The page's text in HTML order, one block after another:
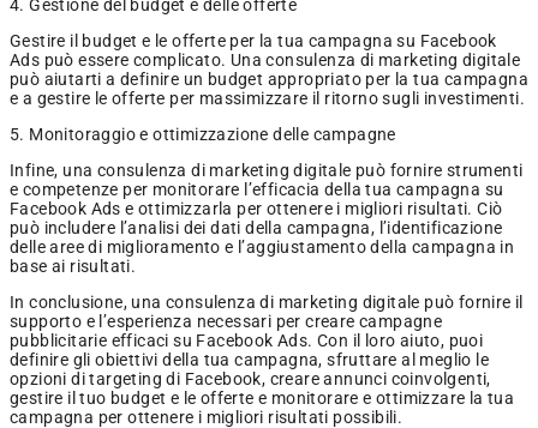
4. Gestione del budget e delle offerte
Gestire il budget e le offerte per la tua campagna su Facebook
Ads può essere complicato. Una consulenza di marketing digitale
può aiutarti a definire un budget appropriato per la tua campagna
e a gestire le offerte per massimizzare il ritorno sugli investimenti.
5. Monitoraggio e ottimizzazione delle campagne
Infine, una consulenza di marketing digitale può fornire strumenti
e competenze per monitorare l’efficacia della tua campagna su
Facebook Ads e ottimizzarla per ottenere i migliori risultati. Ciò
può includere l’analisi dei dati della campagna, l’identificazione
delle aree di miglioramento e l’aggiustamento della campagna in
base ai risultati.
In conclusione, una consulenza di marketing digitale può fornire il
supporto e l’esperienza necessari per creare campagne
pubblicitarie efficaci su Facebook Ads. Con il loro aiuto, puoi
definire gli obiettivi della tua campagna, sfruttare al meglio le
opzioni di targeting di Facebook, creare annunci coinvolgenti,
gestire il tuo budget e le offerte e monitorare e ottimizzare la tua
campagna per ottenere i migliori risultati possibili.